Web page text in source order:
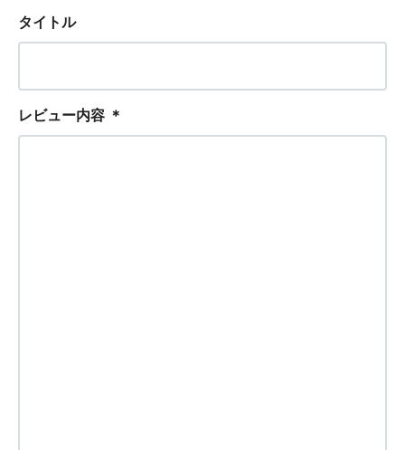
タイトル
レビュー内容 ＊